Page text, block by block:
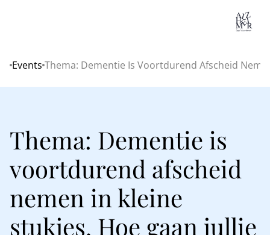
Home
Events Thema: Dementie Is Voortdurend Afscheid
Thema: Dementie is
voortdurend afscheid
nemen in kleine
stukjes. Hoe gaan jullie